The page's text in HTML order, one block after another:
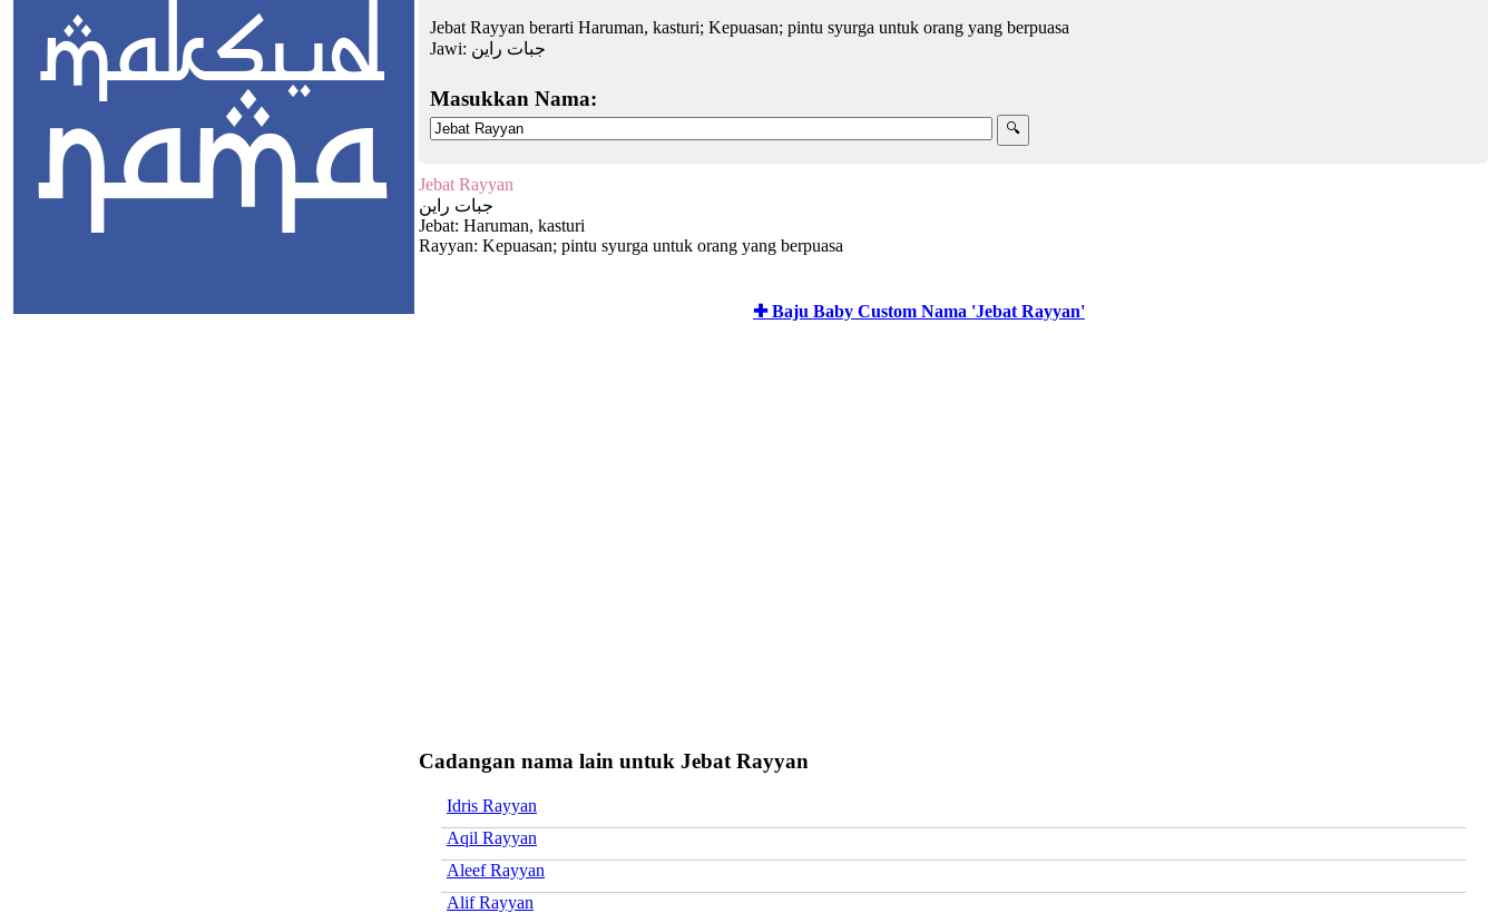
Jebat Rayyan berarti Haruman, kasturi; Kepuasan; pintu syurga untuk orang yang berpuasa
Jawi: جبات راين
Masukkan Nama:
Jebat Rayyan
جبات راين
Jebat: Haruman, kasturi
Rayyan: Kepuasan; pintu syurga untuk orang yang berpuasa
✚ Baju Baby Custom Nama 'Jebat Rayyan'
Cadangan nama lain untuk Jebat Rayyan
Idris Rayyan
Aqil Rayyan
Aleef Rayyan
Alif Rayyan